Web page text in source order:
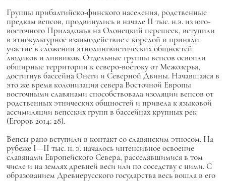
Группы прибалтийско-финского населения, родственные
предкам вепсов, продвинулись в начале II тыс. н.э. из юго-
восточного Приладожья на Олонецкий перешеек, вступили
в этнокультурное взаимодействие с корелой и приняли
участие в сложении этнолингвистических общностей
людиков и ливвиков. Отдельные группы вепсов освоили
обширные территории к северо-востоку от Межозерья,
достигнув бассейна Онеги и Северной Двины. Начавшаяся в
это же время колонизация севера Восточной Европы
восточными славянами способствовала изоляции вепсов от
родственных этнических общностей и привела к языковой
ассимиляции вепсских групп в бассейнах крупных рек
(Егоров 2014: 28).
Вепсы рано вступили в контакт со славянским этносом. На
рубеже I—II тыс. н. э. началось интенсивное освоение
славянами Европейского Севера, расселявшимися в том
числе и на землях древней веси или по соседству с ними. С
образованием Древнерусского государства весь вошла в его